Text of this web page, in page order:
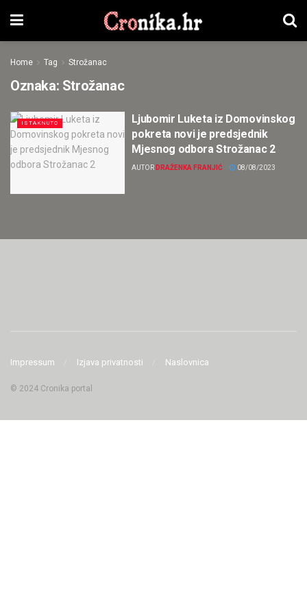
Home Tag Strožanac
Oznaka: Strožanac
ISTAKNUTO
Ljubomir Luketa iz Domovinskog
pokreta novi je predsjednik
Mjesnog odbora Strožanac 2
AUTOR DRAŽENKA FRANJIĆ 08/08/2023
Impressum Izjava privatnosti Naslovnica
© 2024 Cronika portal